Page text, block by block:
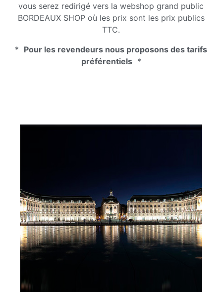
vous serez redirigé vers la webshop grand public
BORDEAUX SHOP où les prix sont les prix publics
TTC.
* Pour les revendeurs nous proposons des tarifs
préférentiels*